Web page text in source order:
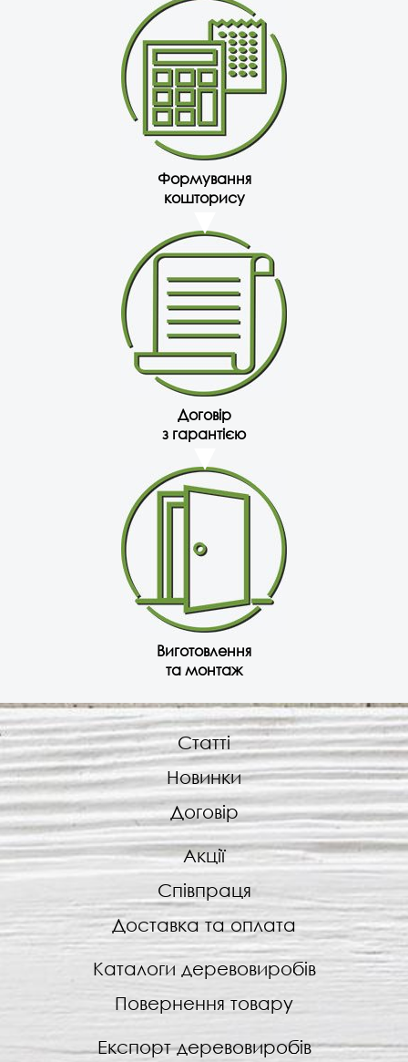
Формування
кошторису
Договір
з гарантією
Виготовлення
та монтаж
Статті
Новинки
Договір
Акції
Співпраця
Доставка та оплата
Каталоги деревовиробів
Повернення товару
Експорт деревовиробів